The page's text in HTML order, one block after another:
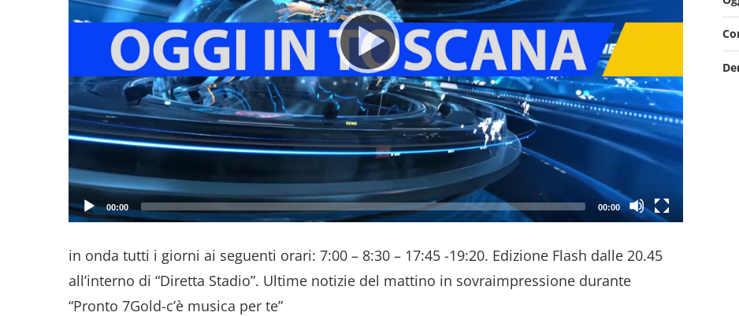
00:00 00:00
in onda tutti i giorni ai seguenti orari: 7:00 – 8:30 – 17:45 -19:20. Edizione Flash dalle 20.45
all’interno di “Diretta Stadio”. Ultime notizie del mattino in sovraimpressione durante
“Pronto 7Gold-c’è musica per te”